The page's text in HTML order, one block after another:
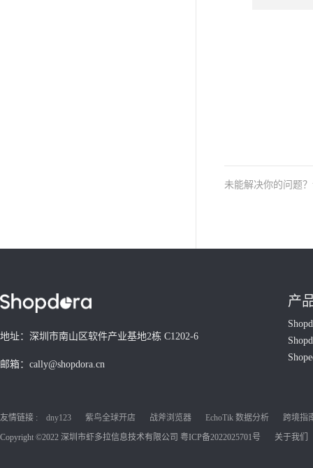
未能解决你的问题
地址：深圳市南山区软件产业基地2栋 C1202-6
邮箱：cally@shopdora.cn
产
友情链接 : dny123 紫鸟全球开店 战斧浏览器 EchoTik 数据分析
跨境指
Copyright ©2022 深圳市虾多拉信息技术有限公司 粤ICP备2022025701号 关于我们